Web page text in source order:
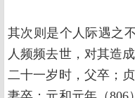
其次则是个人际遇之
人频频去世，对其造
二十一岁时，父卒；